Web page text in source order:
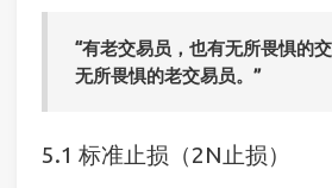
“有老交易员，也有无所畏惧的
无所畏惧的老交易员。”
5.1 标准止损（2N止损）